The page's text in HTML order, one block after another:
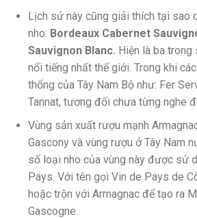
Lịch sử này cũng giải thích tại sao
nho: Bordeaux Cabernet
Sauvignon Blanc. Hiện là ba trong
nổi tiếng nhất thế giới. Trong khi
thống của Tây Nam Bộ như: Fer
Tannat, tương đối chưa từng nghe
Vùng sản xuất rượu mạnh
Gascony và vùng rượu ở Tây Nam
số loại nho của vùng này được sử
Pays. Với tên gọi Vin de Pays de
hoặc trộn với Armagnac để tạo ra
Gascogne.